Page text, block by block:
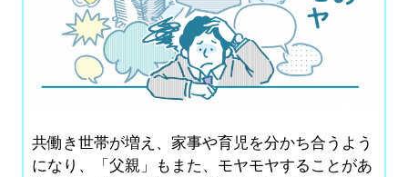
共働き世帯が増え、家事や育児を分かち合うよう
になり、「父親」もまた、モヤモヤすることがあ